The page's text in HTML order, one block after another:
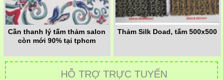
Cần thanh lý tấm thảm salon
còn mới 90% tại tphcm
Thảm Silk Doad, tấm 500x500
HỖ TRỢ TRỰC TUYẾN